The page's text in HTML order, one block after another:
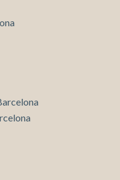
de la
tiene la posibilidad
si así lo desea,
duro, aunque